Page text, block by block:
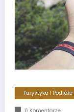
Turystyka I Podróże